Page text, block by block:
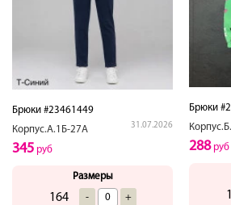
Брюки #23461449
Корпус.А.1Б-27А
31.07.2026
345 руб
Размеры
164 - +
Брюки
288руб